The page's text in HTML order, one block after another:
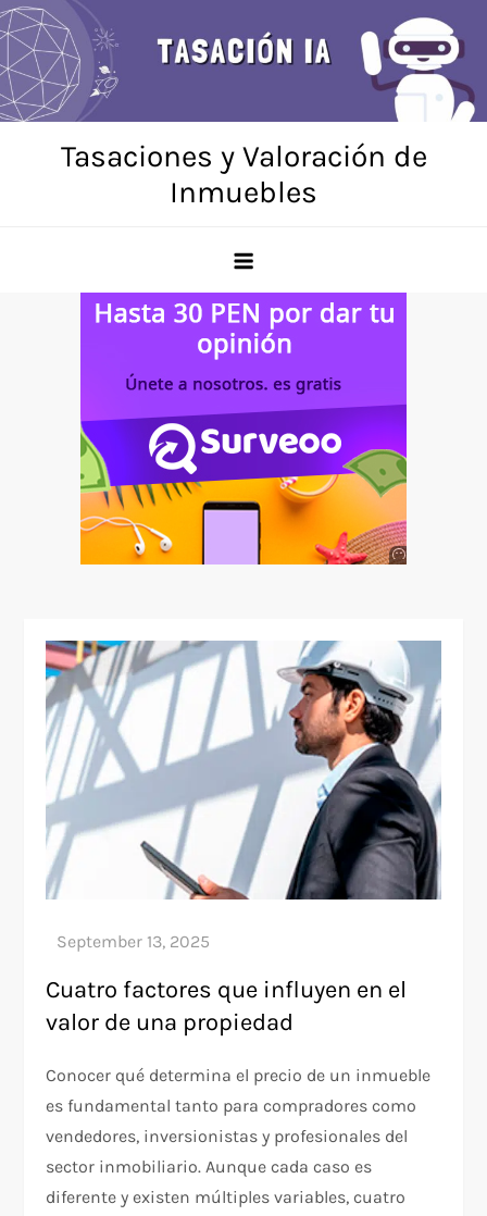
Skip
to
content
Tasaciones y Valoración de
Inmuebles
Cuatro factores que influyen en el
valor de una propiedad
Conocer qué determina el precio de un inmueble
es fundamental tanto para compradores como
vendedores, inversionistas y profesionales del
sector inmobiliario. Aunque cada caso es
diferente y existen múltiples variables, cuatro